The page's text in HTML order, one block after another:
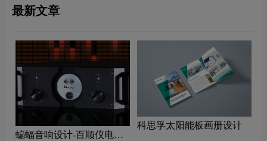
最新文章
蝙蝠音响设计-百顺仪电子
科思孚太阳能板画册设计